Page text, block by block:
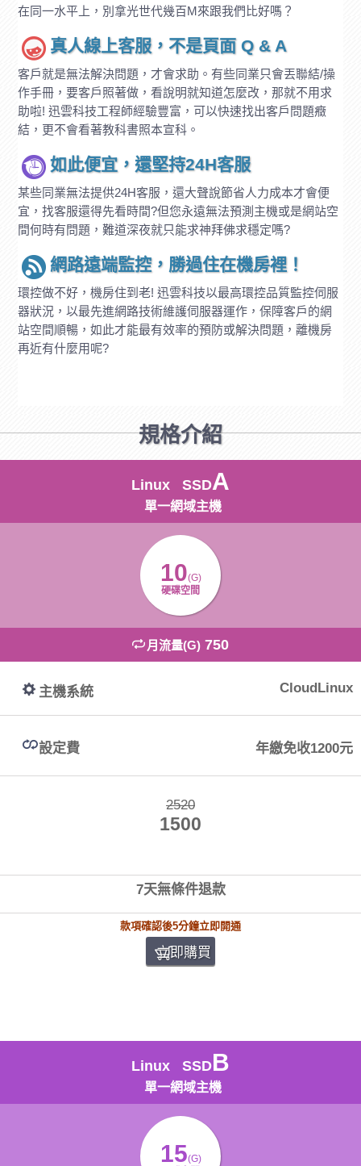
在同一水平上，別拿光世代幾百M來跟我們比好嗎？
真人線上客服，不是頁面 Q & A
客戶就是無法解決問題，才會求助。有些同業只會丟聯結/操
作手冊，要客戶照著做，看說明就知道怎麼改，那就不用求
助啦! 迅雲科技工程師經驗豐富，可以快速找出客戶問題癥
結，更不會看著教科書照本宣科。
如此便宜，還堅持24H客服
某些同業無法提供24H客服，還大聲說節省人力成本才會便
宜，找客服還得先看時間?但您永遠無法預測主機或是網站空
間何時有問題，難道深夜就只能求神拜佛求穩定嗎?
網路遠端監控，勝過住在機房裡！
環控做不好，機房住到老! 迅雲科技以最高環控品質監控伺服
器狀況，以最先進網路技術維護伺服器運作，保障客戶的網
站空間順暢，如此才能最有效率的預防或解決問題，離機房
再近有什麼用呢?
規格介紹
Linux SSDA
單一網域主機
10(G)
硬碟空間
月流量(G) 750
主機系統 CloudLinux
設定費 年繳免收1200元
2520
1500
7天無條件退款
款項確認後5分鐘立即開通
立即購買
Linux SSDB
單一網域主機
15(G)